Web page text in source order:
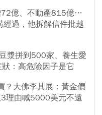
72億、不動產815億…
經過，他拆解信件批越
漿拼到500家、養生愛
：高危險因子是它
？大佛李其展：黃金價
理由喊5000美元不遠